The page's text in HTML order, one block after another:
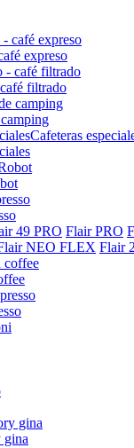
expreso
filtrado
Cafeteras
49 PRO Flair PRO
NEO FLEX Flair
gina